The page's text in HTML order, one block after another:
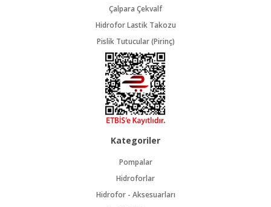
Çalpara Çekvalf
Hidrofor Lastik Takozu
Pislik Tutucular (Pirinç)
Kategoriler
Pompalar
Hidroforlar
Hidrofor - Aksesuarları